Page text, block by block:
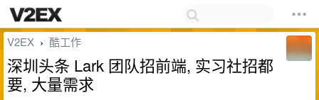
V2EX › 酷工作
深圳头条 Lark 团队招前端, 实习社招都
要, 大量需求